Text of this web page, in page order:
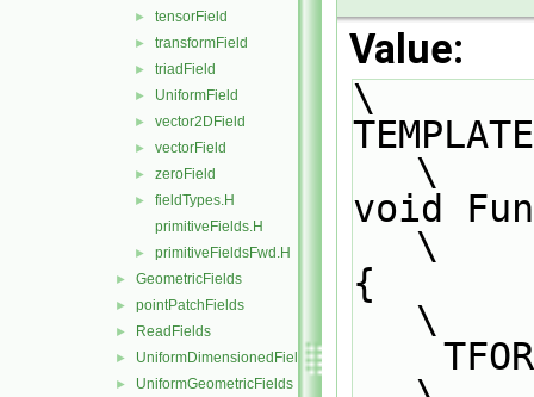
► tensorField
► transformField
► triadField
► UniformField
► vector2DField
► vectorField
► zeroField
►
fieldTypes.H
primitiveFields.H
► primitiveFieldsFwd.H
► GeometricFields
► pointPatchFields
► ReadFields
► UniformDimensionedFields
► UniformGeometricFields
Value:
\
TEMPLATE
\
void
\
{
\